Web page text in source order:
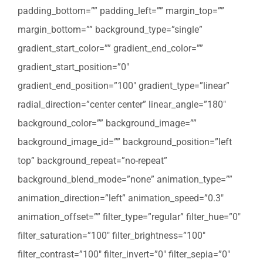
padding_bottom=”” padding_left=”” margin_top=””
margin_bottom=”” background_type=”single”
gradient_start_color=”” gradient_end_color=””
gradient_start_position=”0″
gradient_end_position=”100″ gradient_type=”linear”
radial_direction=”center center” linear_angle=”180″
background_color=”” background_image=””
background_image_id=”” background_position=”left
top” background_repeat=”no-repeat”
background_blend_mode=”none” animation_type=””
animation_direction=”left” animation_speed=”0.3″
animation_offset=”” filter_type=”regular” filter_hue=”0″
filter_saturation=”100″ filter_brightness=”100″
filter_contrast=”100″ filter_invert=”0″ filter_sepia=”0″